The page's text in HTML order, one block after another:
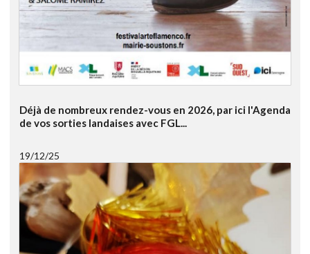
Déjà de nombreux rendez-vous en 2026, par ici l'Agenda
de vos sorties landaises avec FGL...
19/12/25